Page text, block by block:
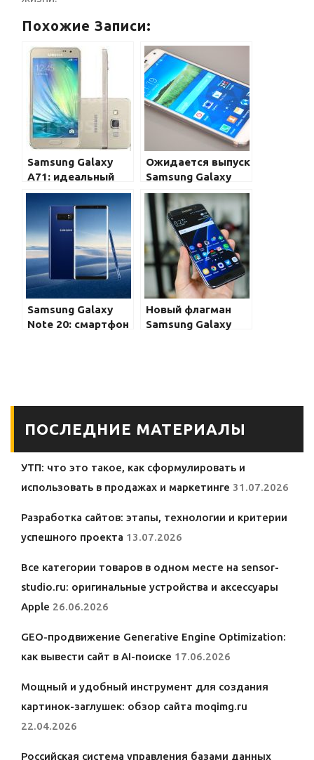
Похожие Записи:
Samsung Galaxy
A71: идеальный
смартфон в
среднем ценовом
сегменте
Ожидается выпуск
Samsung Galaxy
M31: бюджетный
смартфон с
отличными
возможностями
Samsung Galaxy
Note 20: смартфон
Новый флагман
Samsung Galaxy
ПОСЛЕДНИЕ МАТЕРИАЛЫ
УТП: что это такое, как сформулировать и
использовать в продажах и маркетинге 31.07.2026
Разработка сайтов: этапы, технологии и критерии
успешного проекта 13.07.2026
Все категории товаров в одном месте на sensor-
studio.ru: оригинальные устройства и аксессуары
Apple 26.06.2026
GEO-продвижение Generative Engine Optimization:
как вывести сайт в AI-поиске 17.06.2026
Мощный и удобный инструмент для создания
картинок-заглушек: обзор сайта moqimg.ru
22.04.2026
Российская система управления базами данных